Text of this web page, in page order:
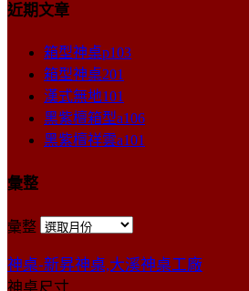
近期文章
箱型神桌p103
箱型神桌201
漢式無地101
黑紫檀箱型a106
黑紫檀祥雲a101
彙整
彙整
神桌-新昇神桌,大溪神桌工廠
神桌尺寸